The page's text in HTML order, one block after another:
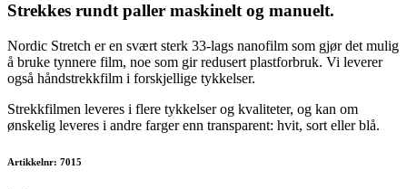
Strekkes rundt paller maskinelt og manuelt.
Nordic Stretch er en svært sterk 33-lags nanofilm som gjør det mulig
å bruke tynnere film, noe som gir redusert plastforbruk. Vi leverer
også håndstrekkfilm i forskjellige tykkelser.
Strekkfilmen leveres i flere tykkelser og kvaliteter, og kan om
ønskelig leveres i andre farger enn transparent: hvit, sort eller blå.
Artikkelnr: 7015